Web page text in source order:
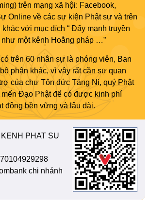
trên mạng xã hội: Facebook,
Online về các sự kiện Phật sự và trên
với mục đích “ Đẩy mạnh truyền
một kênh Hoằng pháp …”
trên 60 nhân sự là phóng viên, Ban
phận khác, vì vậy rất cần sự quan
của chư Tôn đức Tăng Ni, quý Phật
Đạo Phật để có được kinh phí
động bền vững và lâu dài.
KENH PHAT SU
chi nhánh